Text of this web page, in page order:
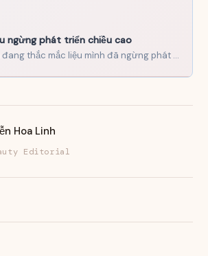
ngừng phát triển chiều cao
Nếu bạn đang thắc mắc liệu mình đã ngừng phát triển chiều cao hay chưa, thì câu trả…
Hoa Linh
Editorial